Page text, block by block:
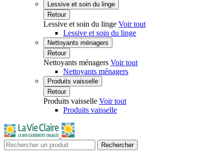
Lessive et soin du linge
Retour
Lessive et soin du linge Voir tout
Lessive et soin du linge
Nettoyants ménagers
Retour
Nettoyants ménagers Voir tout
Nettoyants ménagers
Produits vaisselle
Retour
Produits vaisselle Voir tout
Produits vaisselle
Rechercher